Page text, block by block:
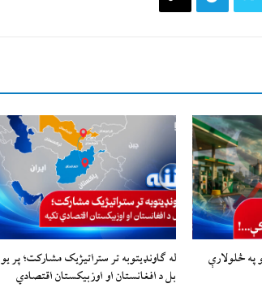
په څلولارې
له ګاونډیتوبه تر ستراتیژیک مشارکت؛ پر یو
بل د افغانستان او اوزبیکستان اقتصادي